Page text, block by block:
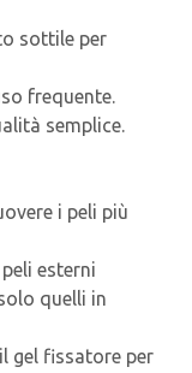
sottile per
frequente.
semplice.
i peli più
esterni
quelli in
gel fissatore per